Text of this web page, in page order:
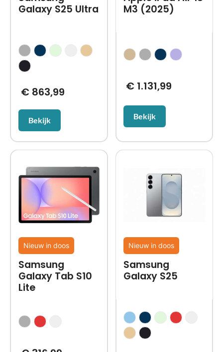
Galaxy S25 Ultra
€863,99
Bekijk
M3 (2025)
€ 1.131,99
Bekijk
Nieuw in doos
Samsung
Galaxy Tab S10
Lite
Nieuw in doos
Samsung
Galaxy S25